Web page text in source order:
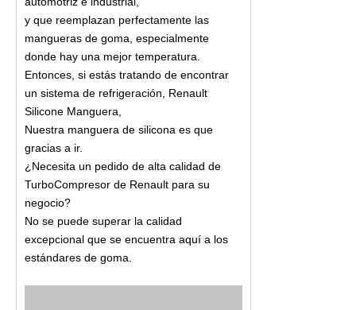
y que reemplazan perfectamente las
mangueras de goma, especialmente
donde hay una mejor temperatura.
Entonces, si estás tratando de encontrar
un sistema de refrigeración, Renault
Silicone Manguera,
Nuestra manguera de silicona es que
gracias a ir.
¿Necesita un pedido de alta calidad de
TurboCompresor de Renault para su
negocio?
No se puede superar la calidad
excepcional que se encuentra aquí a los
estándares de goma.